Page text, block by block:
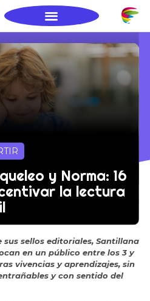
y Norma: 16
la lectura
sellos editoriales, Santillana
en un público entre los 3 y
vivencias y aprendizajes, sin
y con sentido del